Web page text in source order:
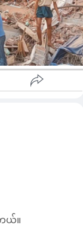
ယ်။